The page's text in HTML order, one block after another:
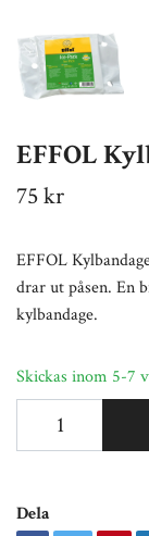
EFFOL
75 kr
EFFOL
drar ut påsen. En
kylbandage.
Skickas inom 5-7
Dela